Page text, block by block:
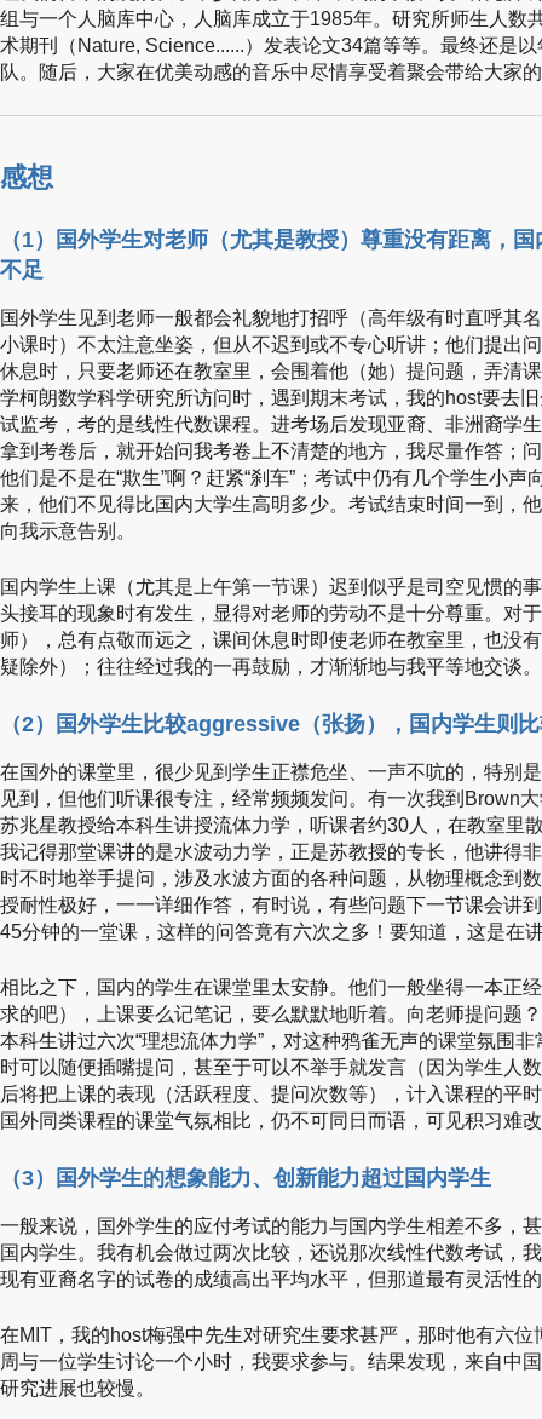
组与一个人脑库中心，人脑库成立于1985年。研究所师生人数
术期刊（Nature, Science......）发表论文34篇等等。最终还是
队。随后，大家在优美动感的音乐中尽情享受着聚会带给大家
感想
（1）国外学生对老师（尤其是教授）尊重没有距离，
不足
国外学生见到老师一般都会礼貌地打招呼（高年级有时直呼其
小课时）不太注意坐姿，但从不迟到或不专心听讲；他们提出
休息时，只要老师还在教室里，会围着他（她）提问题，弄清
学柯朗数学科学研究所访问时，遇到期末考试，我的host要去
试监考，考的是线性代数课程。进考场后发现亚裔、非洲裔学
拿到考卷后，就开始问我考卷上不清楚的地方，我尽量作答；
他们是不是在“欺生”啊？赶紧“刹车”；考试中仍有几个学生小
来，他们不见得比国内大学生高明多少。考试结束时间一到，
向我示意告别。
国内学生上课（尤其是上午第一节课）迟到似乎是司空见惯的
头接耳的现象时有发生，显得对老师的劳动不是十分尊重。对
师），总有点敬而远之，课间休息时即使老师在教室里，也没
疑除外）；往往经过我的一再鼓励，才渐渐地与我平等地交谈。
（2）国外学生比较aggressive（张扬），国内学生则
在国外的课堂里，很少见到学生正襟危坐、一声不吭的，特别
见到，但他们听课很专注，经常频频发问。有一次我到Brown
苏兆星教授给本科生讲授流体力学，听课者约30人，在教室里
我记得那堂课讲的是水波动力学，正是苏教授的专长，他讲得
时不时地举手提问，涉及水波方面的各种问题，从物理概念到
授耐性极好，一一详细作答，有时说，有些问题下一节课会讲
45分钟的一堂课，这样的问答竟有六次之多！要知道，这是在
相比之下，国内的学生在课堂里太安静。他们一般坐得一本正
求的吧），上课要么记笔记，要么默默地听着。向老师提问题
本科生讲过六次“理想流体力学”，对这种鸦雀无声的课堂氛围
时可以随便插嘴提问，甚至于可以不举手就发言（因为学生人
后将把上课的表现（活跃程度、提问次数等），计入课程的平
国外同类课程的课堂气氛相比，仍不可同日而语，可见积习难
（3）国外学生的想象能力、创新能力超过国内学生
一般来说，国外学生的应付考试的能力与国内学生相差不多，
国内学生。我有机会做过两次比较，还说那次线性代数考试，
现有亚裔名字的试卷的成绩高出平均水平，但那道最有灵活性
在MIT，我的host梅强中先生对研究生要求甚严，那时他有六
周与一位学生讨论一个小时，我要求参与。结果发现，来自中
研究进展也较慢。